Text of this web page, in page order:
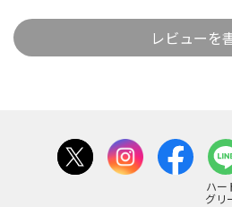
レビューを
ハー
グリ